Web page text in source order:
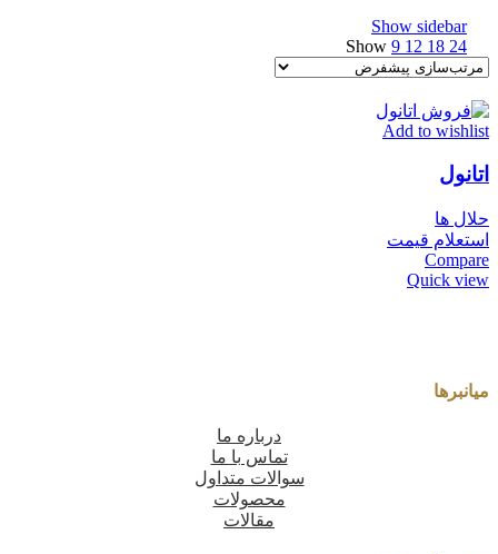
Show sidebar
Show 9 12 18 24
Add to wishlist
اتانول
حلال ها
استعلام قیمت
Compare
Quick view
میانبرها
درباره ما
تماس با ما
سوالات متداول
محصولات
مقالات